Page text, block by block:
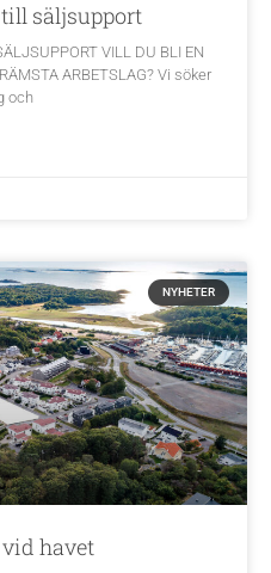
säljsupport
VILL DU BLI EN
ARBETSLAG? Vi söker
och
NYHETER
havet